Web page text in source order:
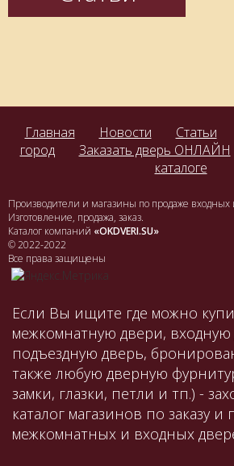
Главная Новости Статьи
город
Заказать дверь ОНЛАЙН
каталоге
Производители и магазины по продаже
Изготовление, продажа, заказ.
Каталог компаний «OKDVERI.SU»
© 2022-2022
Все права защищены
Если Вы ищите где можно
межкомнатную двери, входную
подъездную дверь,
также любую дверную
замки, глазки, петли и тп.) -
каталог магазинов по заказу и
межкомнатных и входных